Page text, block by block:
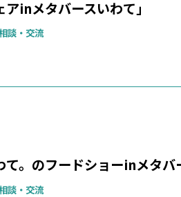
アinメタバースいわて」
談・交流
て。のフードショーinメタ
談・交流